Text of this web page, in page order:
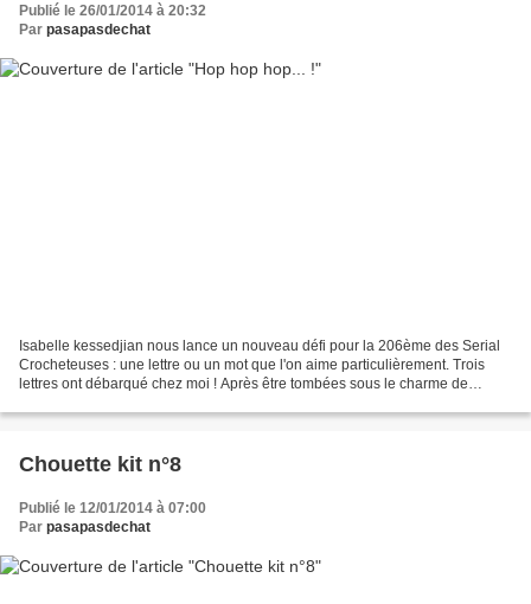
Publié le 26/01/2014 à 20:32
Par pasapasdechat
Isabelle kessedjian nous lance un nouveau défi pour la 206ème des Serial
Crocheteuses : une lettre ou un mot que l'on aime particulièrement. Trois
lettres ont débarqué chez moi ! Après être tombées sous le charme de
Chouette kit n°8
Publié le 12/01/2014 à 07:00
Par pasapasdechat